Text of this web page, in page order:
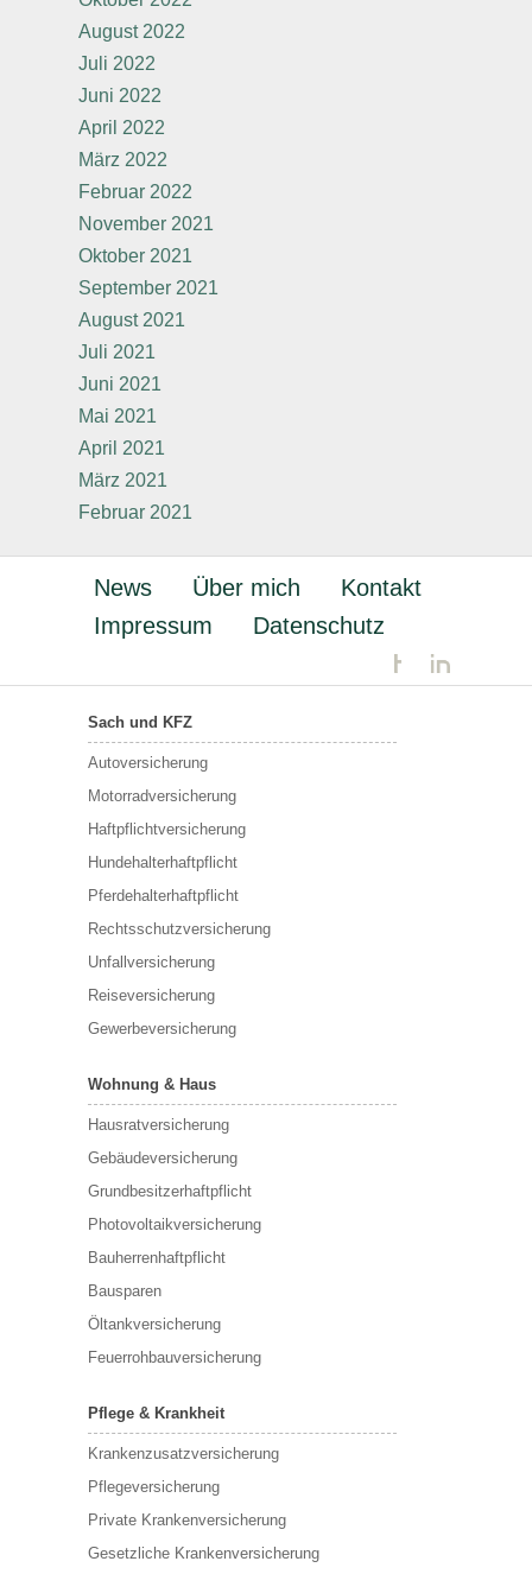
August 2022
Juli 2022
Juni 2022
April 2022
März 2022
Februar 2022
November 2021
Oktober 2021
September 2021
August 2021
Juli 2021
Juni 2021
Mai 2021
April 2021
März 2021
Februar 2021
News Über mich
Kontakt
Impressum
Datenschutz
Sach und KFZ
Autoversicherung
Motorradversicherung
Haftpflichtversicherung
Hundehalterhaftpflicht
Pferdehalterhaftpflicht
Rechtsschutzversicherung
Unfallversicherung
Reiseversicherung
Gewerbeversicherung
Wohnung & Haus
Hausratversicherung
Gebäudeversicherung
Grundbesitzerhaftpflicht
Photovoltaikversicherung
Bauherrenhaftpflicht
Bausparen
Öltankversicherung
Feuerrohbauversicherung
Pflege & Krankheit
Krankenzusatzversicherung
Pflegeversicherung
Private Krankenversicherung
Gesetzliche Krankenversicherung